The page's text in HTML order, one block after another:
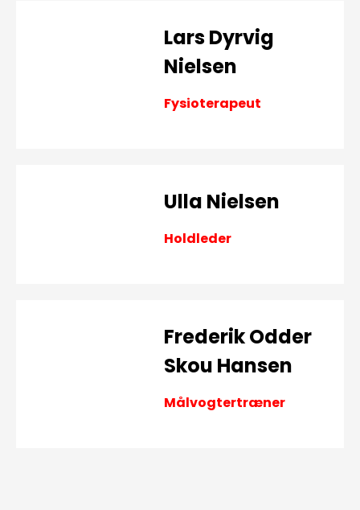
Fysioterapeut
Lars Dyrvig
Nielsen
Holdleder
Ulla Nielsen
Målvogtertræner
Frederik Odder
Skou Hansen